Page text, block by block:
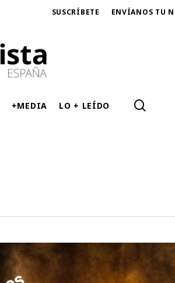
SUSCRÍBETE ENVÍANOS TU
+MEDIA LO + LEÍDO